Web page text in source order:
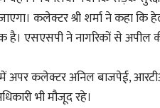
कलेक्टर श्री शर्मा ने कहा
है। एसएसपी ने नागरिकों से अपील
कलेक्टर अनिल बाजपेई, आरटीओ
भी मौजूद रहे।